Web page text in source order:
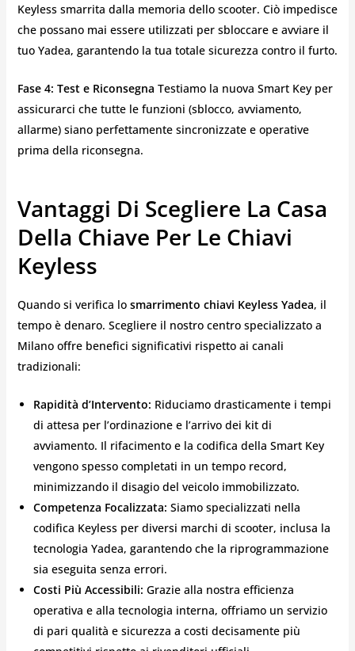
Keyless smarrita dalla memoria dello scooter. Ciò impedisce
che possano mai essere utilizzati per sbloccare e avviare il
tuo Yadea, garantendo la tua totale sicurezza contro il furto.
Fase 4: Test e Riconsegna Testiamo la nuova Smart Key per
assicurarci che tutte le funzioni (sblocco, avviamento,
allarme) siano perfettamente sincronizzate e operative
prima della riconsegna.
Vantaggi Di Scegliere La Casa
Della Chiave Per Le Chiavi
Keyless
Quando si verifica lo smarrimento chiavi Keyless Yadea, il
tempo è denaro. Scegliere il nostro centro specializzato a
Milano offre benefici significativi rispetto ai canali
tradizionali:
Rapidità d’Intervento: Riduciamo drasticamente i tempi
di attesa per l’ordinazione e l’arrivo dei kit di
avviamento. Il rifacimento e la codifica della Smart Key
vengono spesso completati in un tempo record,
minimizzando il disagio del veicolo immobilizzato.
Competenza Focalizzata: Siamo specializzati nella
codifica Keyless per diversi marchi di scooter, inclusa la
tecnologia Yadea, garantendo che la riprogrammazione
sia eseguita senza errori.
Costi Più Accessibili: Grazie alla nostra efficienza
operativa e alla tecnologia interna, offriamo un servizio
di pari qualità e sicurezza a costi decisamente più